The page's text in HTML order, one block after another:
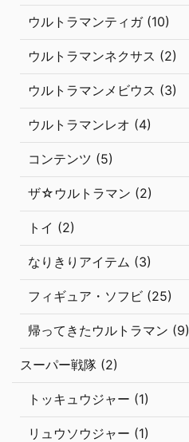
ウルトラマンティガ (10)
ウルトラマンネクサス (2)
ウルトラマンメビウス (3)
ウルトラマンレオ (4)
コンテンツ (5)
ザ☆ウルトラマン (2)
トイ (2)
なりきりアイテム (3)
フィギュア・ソフビ (25)
帰ってきたウルトラマン (9)
スーパー戦隊 (2)
トッキュウジャー (1)
リュウソウジャー (1)